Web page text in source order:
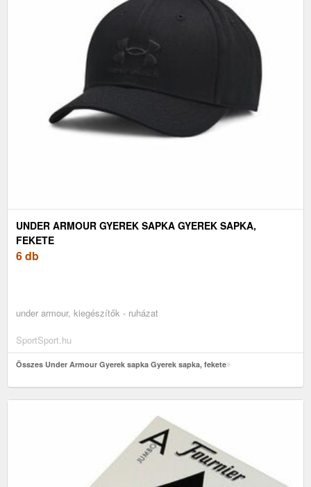
UNDER ARMOUR GYEREK SAPKA GYEREK SAPKA,
FEKETE
6 db
under armour, kiegészítők - ruházat
SportSport.hu
Összes Under Armour Gyerek sapka Gyerek sapka, fekete